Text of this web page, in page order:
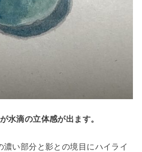
水滴の立体感が出ます。
濃い部分と影との境目にハイライ